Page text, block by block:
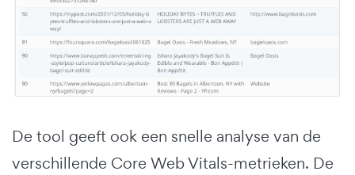
De tool geeft ook een snelle analyse van de
verschillende Core Web Vitals-metrieken. De